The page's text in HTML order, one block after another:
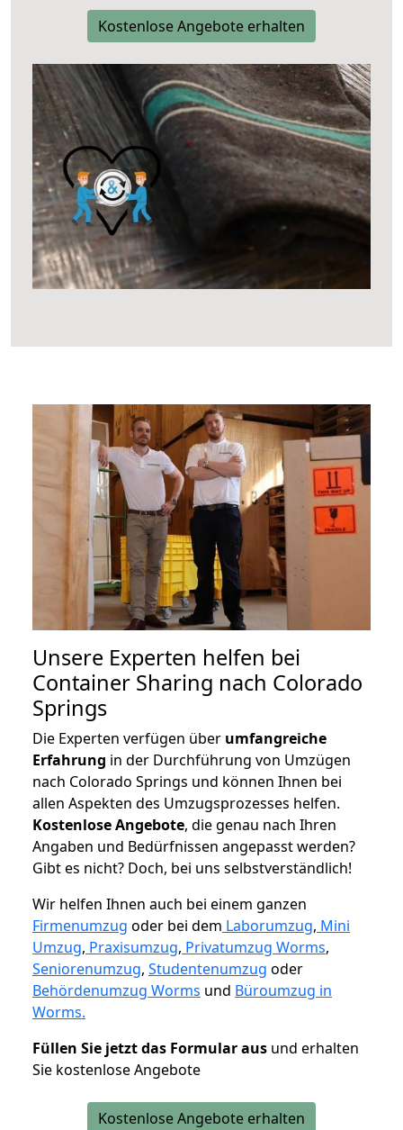
Kostenlose Angebote erhalten
Unsere Experten helfen bei
Container Sharing nach Colorado
Springs
Die Experten verfügen über umfangreiche
Erfahrung in der Durchführung von Umzügen
nach Colorado Springs und können Ihnen bei
allen Aspekten des Umzugsprozesses helfen.
Kostenlose Angebote, die genau nach Ihren
Angaben und Bedürfnissen angepasst werden?
Gibt es nicht? Doch, bei uns selbstverständlich!
Wir helfen Ihnen auch bei einem ganzen
Firmenumzug oder bei dem Laborumzug, Mini
Umzug, Praxisumzug, Privatumzug Worms,
Seniorenumzug, Studentenumzug oder
Behördenumzug Worms und Büroumzug in
Worms.
Füllen Sie jetzt das Formular aus und erhalten
Sie kostenlose Angebote
Kostenlose Angebote erhalten